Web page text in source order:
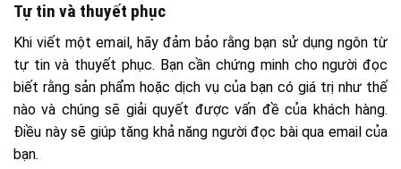
Tự tin và thuyết phục
Khi viết một email, hãy đảm bảo rằng bạn sử dụng ngôn từ
tự tin và thuyết phục. Bạn cần chứng minh cho người đọc
biết rằng sản phẩm hoặc dịch vụ của bạn có giá trị như thế
nào và chúng sẽ giải quyết được vấn đề của khách hàng.
Điều này sẽ giúp tăng khả năng người đọc bài qua email của
bạn.